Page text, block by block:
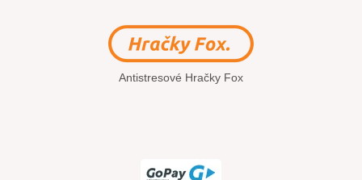
Antistresové Hračky Fox